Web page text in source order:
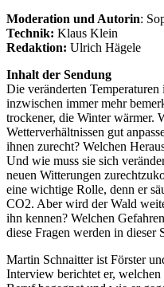
Moderation und Autorin:
Technik: Klaus Klein
Redaktion: Ulrich Hägele
Inhalt der Sendung
Die veränderten
inzwischen immer mehr
trockener, die Winter wärmer.
Wetterverhältnissen gut
ihnen zurecht? Welchen
Und wie muss sie sich
neuen Witterungen
eine wichtige Rolle, denn er
CO2. Aber wird der Wald
ihn kennen? Welchen
diese Fragen werden in dieser
Martin Schnaitter ist Förster
Interview berichtet er,